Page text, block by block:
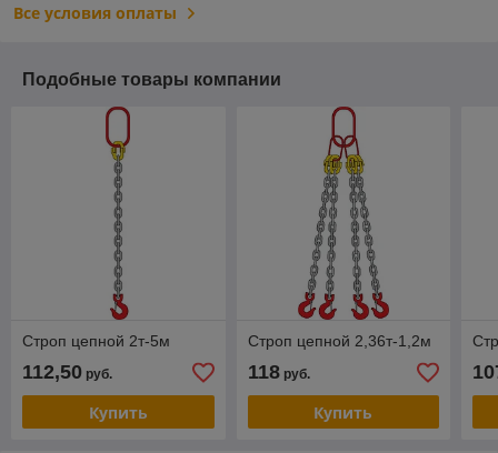
Все условия оплаты
Подобные товары компании
Строп цепной 2т-5м
112,50 руб.
Купить
Строп цепной 2,36т-1,2м
118руб.
Купить